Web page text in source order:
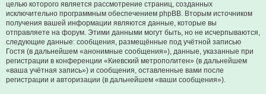
целью которого является рассмотрение страниц, созданных
исключительно программным обеспечением phpBB. Вторым источником
получения вашей информации являются данные, которые вы
отправляете на форум. Этими данными могут быть, но не исчерпываются,
следующие данные: сообщения, размещённые под учётной записью
Гостя (в дальнейшем «анонимные сообщения»), данные, указанные при
регистрации в конференции «Киевский метрополитен» (в дальнейшем
«ваша учётная запись») и сообщения, оставленные вами после
регистрации и авторизации (в дальнейшем «ваши сообщения»).